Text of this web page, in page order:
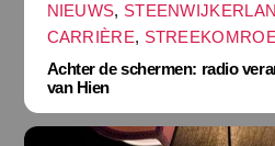
NIEUWS,
CARRIÈRE,
Achter de schermen: radio
van Hien